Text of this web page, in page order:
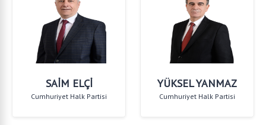
SAİM ELÇİ
Cumhuriyet Halk Partisi
YÜKSEL YANMAZ
Cumhuriyet Halk Partisi